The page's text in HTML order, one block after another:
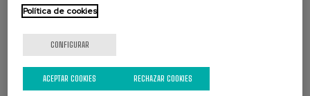
REDES SOCIALES
Política de cookies
CONFIGURAR
RECHAZAR COOKIES
ACEPTAR COOKIES